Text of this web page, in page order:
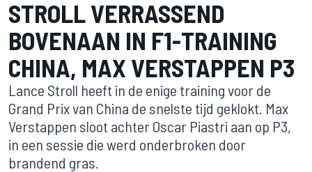
STROLL VERRASSEND
BOVENAAN IN F1-TRAINING
CHINA, MAX VERSTAPPEN P3
Lance Stroll heeft in de enige training voor de
Grand Prix van China de snelste tijd geklokt. Max
Verstappen sloot achter Oscar Piastri aan op P3,
in een sessie die werd onderbroken door
brandend gras.